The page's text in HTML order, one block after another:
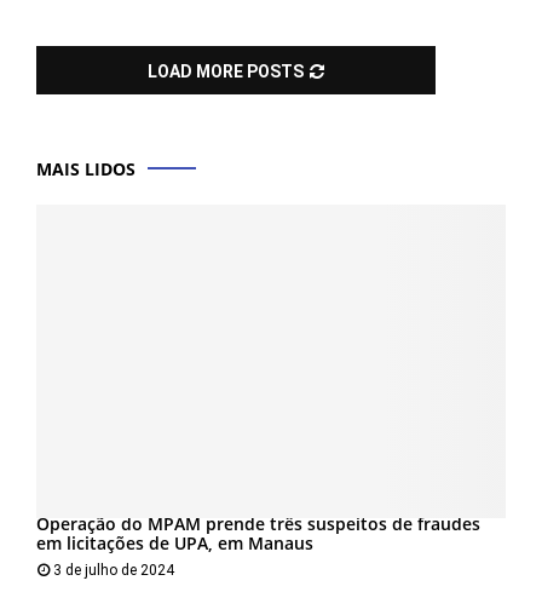
LOAD MORE POSTS
MAIS LIDOS
Operação do MPAM prende três suspeitos de fraudes
em licitações de UPA, em Manaus
3 de julho de 2024